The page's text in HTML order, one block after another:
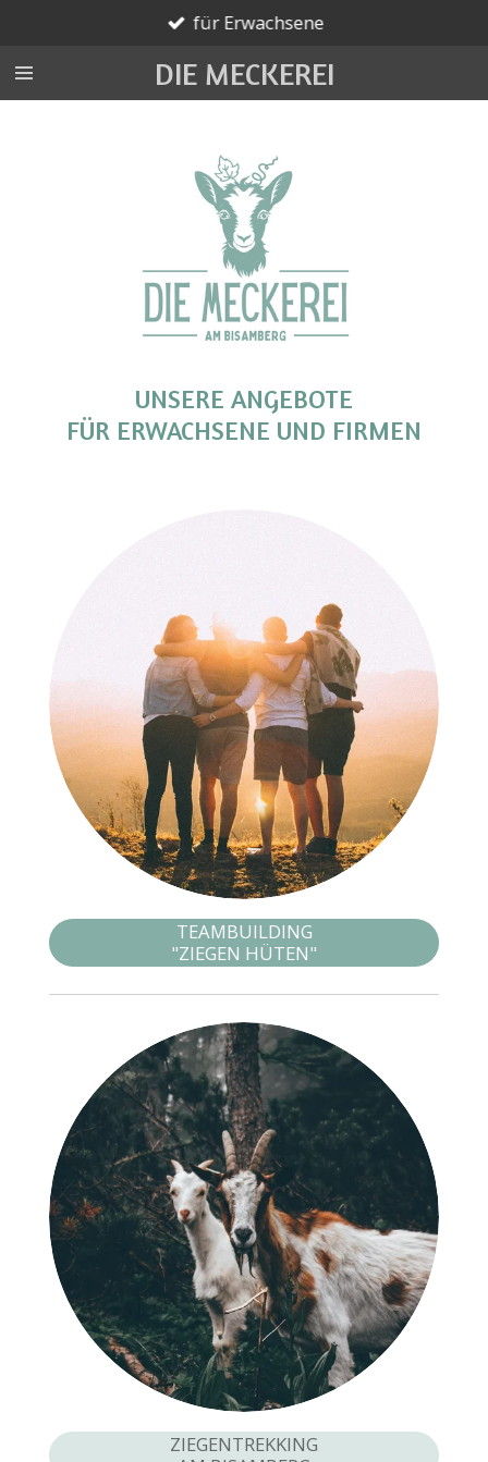
springen
DIE MECKEREI
für Erwachsene
UNSERE ANGEBOTE
FÜR ERWACHSENE UND FIRMEN
TEAMBUILDING
"ZIEGEN HÜTEN"
ZIEGENTREKKING